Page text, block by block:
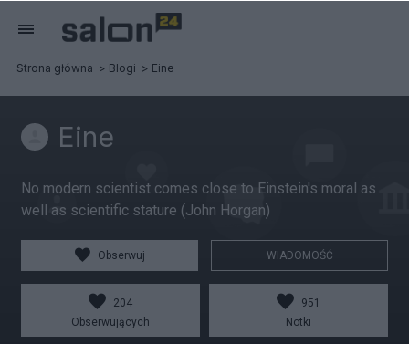
Strona główna Blogi Eine
Eine
No modern scientist comes close to Einstein's moral as
well as scientific stature (John Horgan)
Obserwuj WIADOMOŚĆ
204
Obserwujących
951
Notki